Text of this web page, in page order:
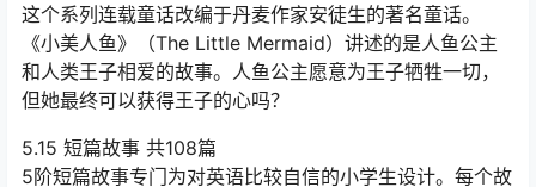
这个系列连载童话改编于丹麦作家安徒生的著名童话。
《小美人鱼》（The Little Mermaid）讲述的是人鱼公主
和人类王子相爱的故事。人鱼公主愿意为王子牺牲一切，
但她最终可以获得王子的心吗？
5.15 短篇故事 共108篇
5阶短篇故事专门为对英语比较自信的小学生设计。每个故